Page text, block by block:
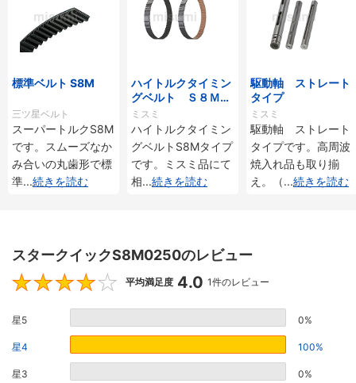
標準ベルト S8M
三ツ星ベルト
スーパートルクS8M
です。スムーズなか
み合いの丸歯形で標
準...続きを読む
ハイトルクタイミン
グベルト Ｓ８Ｍタ
イプ
ミスミ
ハイトルクタイミン
グベルトS8Mタイプ
です。ミスミ品にて
相...続きを読む
駆動軸 ストレート
タイプ
ミスミ
駆動軸 ストレート
タイプです。高周波
焼入れ品も取り揃
え。（...続きを読む
スタークイックS8M0250のレビュー
4
平均満足度 4.0 1件のレビュー
星5 0%
星4 100%
星3 0%